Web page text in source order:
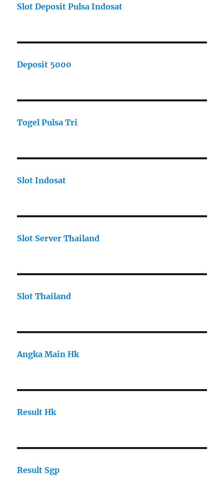
Slot Deposit Pulsa Indosat
Deposit 5000
Togel Pulsa Tri
Slot Indosat
Slot Server Thailand
Slot Thailand
Angka Main Hk
Result Hk
Result Sgp